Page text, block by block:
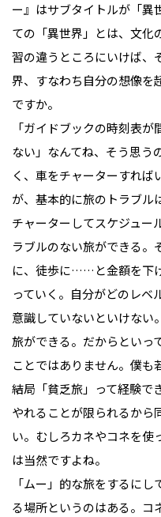
ー』はサブタイトルが「異
ての「異世界」とは、文化
習の違うところにいけば、
界、すなわち自分の想像を
ですか。
「ガイドブックの時刻表
ない」なんてね、そう思う
く、車をチャーターすれば
が、基本的に旅のトラブル
チャーターしてスケジュー
ラブルのない旅ができる。
に、徒歩に……と金額を下
っていく。自分がどのレベ
意識していないといけない
旅ができる。だからといっ
ことではありません。僕も
結局「貧乏旅」って経験で
やれることが限られるから
い。むしろカネやコネを使
は当然ですよね。
「ムー」的な旅をするに
る場所というのはある。コ